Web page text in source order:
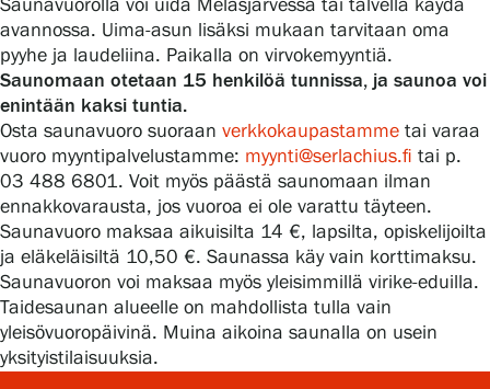
Serlachius Art & Sauna Express
Medialle
Vastuullisuus
Esteettömyys
Tietosuoja ja evästeet
Verkkokauppa
Saunavuorolla voi uida Melasjärvessä tai talvella käydä
avannossa. Uima-asun lisäksi mukaan tarvitaan oma
pyyhe ja laudeliina. Paikalla on virvokemyyntiä.
Saunomaan otetaan 15 henkilöä tunnissa, ja saunoa voi
enintään kaksi tuntia.
Osta saunavuoro suoraan verkkokaupastamme tai varaa
vuoro myyntipalvelustamme: myynti@serlachius.fi tai p.
03 488 6801. Voit myös päästä saunomaan ilman
ennakkovarausta, jos vuoroa ei ole varattu täyteen.
Saunavuoro maksaa aikuisilta 14 €, lapsilta, opiskelijoilta
ja eläkeläisiltä 10,50 €. Saunassa käy vain korttimaksu.
Saunavuoron voi maksaa myös yleisimmillä virike-eduilla.
Taidesaunan alueelle on mahdollista tulla vain
yleisövuoropäivinä. Muina aikoina saunalla on usein
yksityistilaisuuksia.